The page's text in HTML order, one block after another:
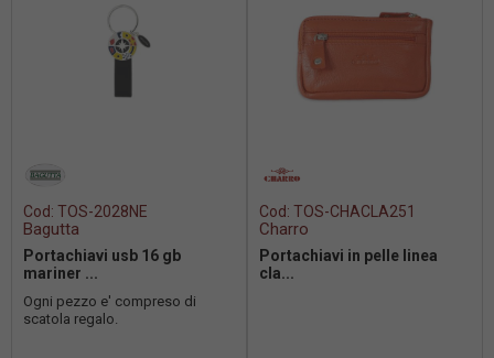
Cod: TOS-2028NE
Bagutta
Portachiavi usb 16 gb
mariner ...
Ogni pezzo e' compreso di
scatola regalo.
Cod: TOS-CHACLA251
Charro
Portachiavi in pelle linea
cla...